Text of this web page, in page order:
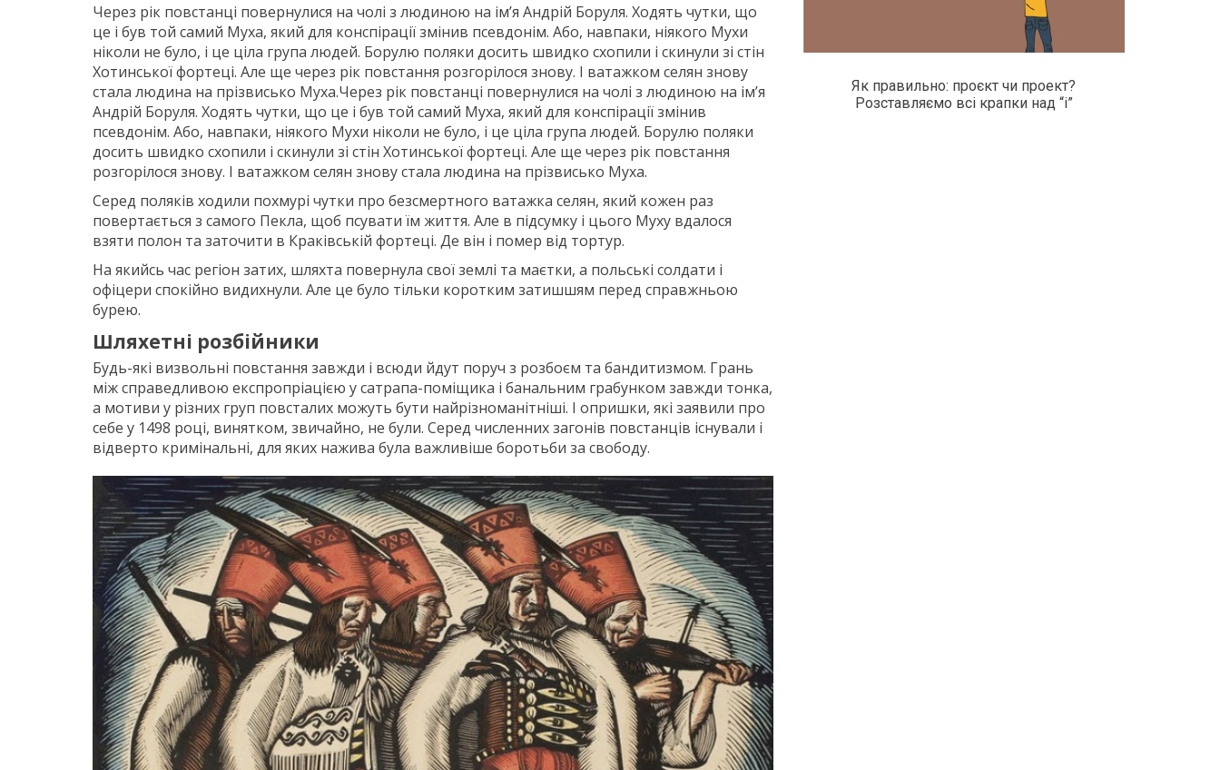
Через рік повстанці повернулися на чолі з людиною на ім’я Андрій Боруля. Ходять чутки, що
це і був той самий Муха, який для конспірації змінив псевдонім. Або, навпаки, ніякого Мухи
ніколи не було, і це ціла група людей. Борулю поляки досить швидко схопили і скинули зі стін
Хотинської фортеці. Але ще через рік повстання розгорілося знову. І ватажком селян знову
стала людина на прізвисько Муха.Через рік повстанці повернулися на чолі з людиною на ім’я
Андрій Боруля. Ходять чутки, що це і був той самий Муха, який для конспірації змінив
псевдонім. Або, навпаки, ніякого Мухи ніколи не було, і це ціла група людей. Борулю поляки
досить швидко схопили і скинули зі стін Хотинської фортеці. Але ще через рік повстання
розгорілося знову. І ватажком селян знову стала людина на прізвисько Муха.
Серед поляків ходили похмурі чутки про безсмертного ватажка селян, який кожен раз
повертається з самого Пекла, щоб псувати їм життя. Але в підсумку і цього Муху вдалося
взяти полон та заточити в Краківській фортеці. Де він і помер від тортур.
На якийсь час регіон затих, шляхта повернула свої землі та маєтки, а польські солдати і
офіцери спокійно видихнули. Але це було тільки коротким затишшям перед справжньою
бурею.
Шляхетні розбійники
Будь-які визвольні повстання завжди і всюди йдут поруч з розбоєм та бандитизмом. Грань
між справедливою експропріацією у сатрапа-поміщика і банальним грабунком завжди тонка,
а мотиви у різних груп повсталих можуть бути найрізноманітніші. І опришки, які заявили про
себе у 1498 році, винятком, звичайно, не були. Серед численних загонів повстанців існували і
відверто кримінальні, для яких нажива була важливіше боротьби за свободу.
Як правильно: проєкт чи проект?
Розставляємо всі крапки над “і”